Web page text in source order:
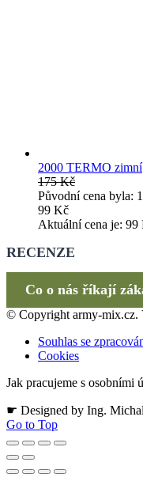
2000 TERMO zimní
175Kč
Původní cena byla:
99 Kč
Aktuální cena je: 99
RECENZE
Co o nás říkají
© Copyright army-mix.cz.
Souhlas se
Cookies
Jak pracujeme s osobními
☛ Designed by Ing.
Go to Top